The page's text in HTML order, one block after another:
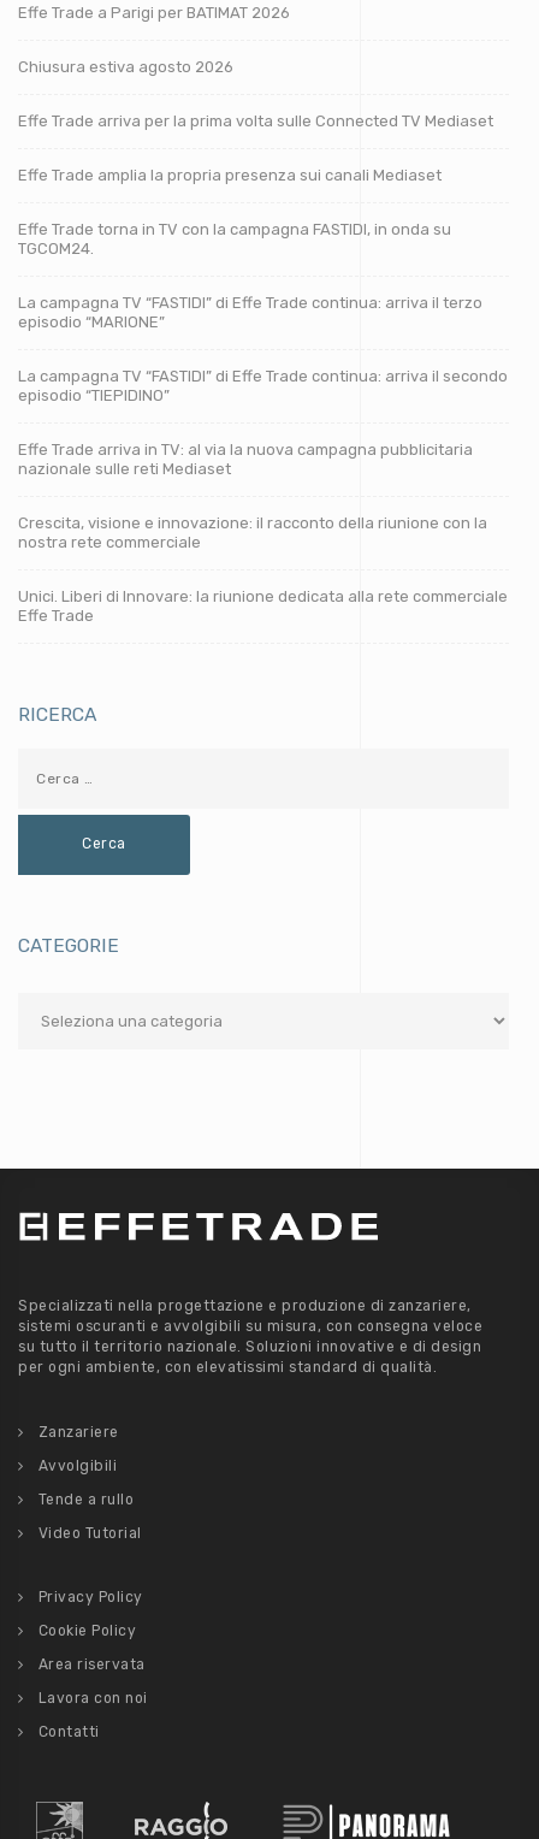
Effe Trade a Parigi per BATIMAT 2026
Chiusura estiva agosto 2026
Effe Trade arriva per la prima volta sulle Connected TV Mediaset
Effe Trade amplia la propria presenza sui canali Mediaset
Effe Trade torna in TV con la campagna FASTIDI, in onda su
TGCOM24.
La campagna TV “FASTIDI” di Effe Trade continua: arriva il terzo
episodio “MARIONE”
La campagna TV “FASTIDI” di Effe Trade continua: arriva il secondo
episodio “TIEPIDINO”
Effe Trade arriva in TV: al via la nuova campagna pubblicitaria
nazionale sulle reti Mediaset
Crescita, visione e innovazione: il racconto della riunione con la
nostra rete commerciale
Unici. Liberi di Innovare: la riunione dedicata alla rete commerciale
Effe Trade
RICERCA
CATEGORIE
Specializzati nella progettazione e produzione di zanzariere,
sistemi oscuranti e avvolgibili su misura, con consegna veloce
su tutto il territorio nazionale. Soluzioni innovative e di design
per ogni ambiente, con elevatissimi standard di qualità.
Zanzariere
Avvolgibili
Tende a rullo
Video Tutorial
Privacy Policy
Cookie Policy
Area riservata
Lavora con noi
Contatti